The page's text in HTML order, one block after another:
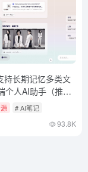
持长期记忆多类文
个人AI助手（推
# AI笔记
93.8K